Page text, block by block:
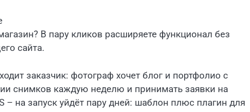
В пару кликов расширяете функционал без
сайта.
заказчик: фотограф хочет блог и портфолио с
снимков каждую неделю и принимать заявки на
– на запуск уйдёт пару дней: шаблон плюс плагин для